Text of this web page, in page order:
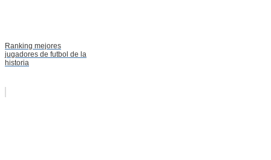
Ranking mejores
jugadores de futbol de la
historia